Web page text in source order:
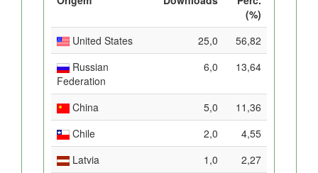
(%)
United States
25,0
56,82
Russian
Federation
6,0 13,64
China 5,0
11,36
Chile
2,0
4,55
Latvia
1,0
2,27